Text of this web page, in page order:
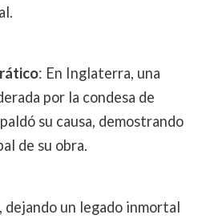
: En Inglaterra, una
por la condesa de
su causa, demostrando
de su obra.
dejando un legado inmortal